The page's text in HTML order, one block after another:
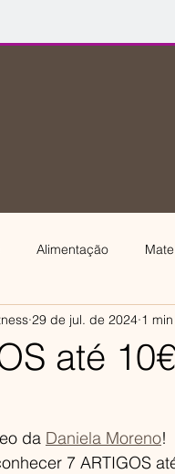
Alimentação
até
29 de jul. de 2024 1
da Daniela Moreno!
7 ARTIGOS